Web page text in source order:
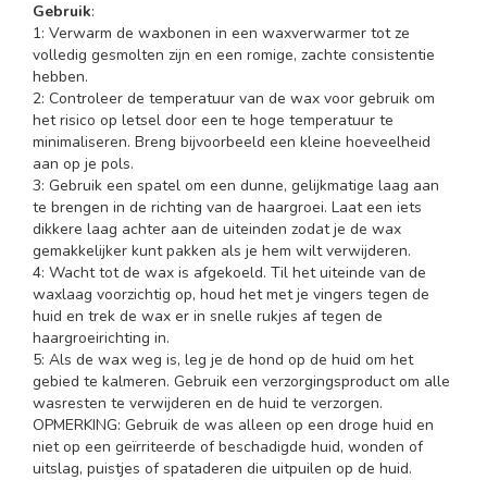
Gebruik:
1: Verwarm de waxbonen in een waxverwarmer tot ze
volledig gesmolten zijn en een romige, zachte consistentie
hebben.
2: Controleer de temperatuur van de wax voor gebruik om
het risico op letsel door een te hoge temperatuur te
minimaliseren. Breng bijvoorbeeld een kleine hoeveelheid
aan op je pols.
3: Gebruik een spatel om een dunne, gelijkmatige laag aan
te brengen in de richting van de haargroei. Laat een iets
dikkere laag achter aan de uiteinden zodat je de wax
gemakkelijker kunt pakken als je hem wilt verwijderen.
4: Wacht tot de wax is afgekoeld. Til het uiteinde van de
waxlaag voorzichtig op, houd het met je vingers tegen de
huid en trek de wax er in snelle rukjes af tegen de
haargroeirichting in.
5: Als de wax weg is, leg je de hond op de huid om het
gebied te kalmeren. Gebruik een verzorgingsproduct om alle
wasresten te verwijderen en de huid te verzorgen.
OPMERKING: Gebruik de was alleen op een droge huid en
niet op een geïrriteerde of beschadigde huid, wonden of
uitslag, puistjes of spataderen die uitpuilen op de huid.